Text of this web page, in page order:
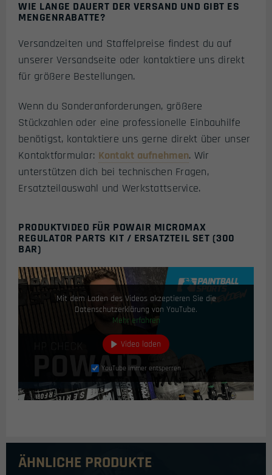
WIE LANGE DAUERT DER VERSAND UND GIBT ES
MENGENRABATTE?
Versandzeiten und Staffelpreise findest du auf
unserer Versandseite oder kontaktiere uns direkt
für größere Bestellungen.
Wenn du Sonderanforderungen, größere
Stückzahlen oder eine professionelle Einbauhilfe
benötigst, kontaktiere uns gerne direkt über unser
Kontaktformular: Kontakt aufnehmen. Wir
unterstützen dich bei technischen Fragen,
Ersatzteilauswahl und Werkstattservice.
PRODUKTVIDEO FÜR POWAIR MICROMAX
REGULATOR PARTS KIT / ERSATZTEIL SET (300
BAR)
Mit dem Laden des Videos akzeptieren Sie die
Datenschutzerklärung von YouTube.
Mehr erfahren
Video laden
YouTube immer entsperren
ÄHNLICHE PRODUKTE